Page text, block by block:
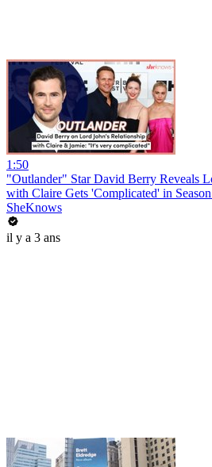
1:50
"Outlander" Star David Berry Reveals
with Claire Gets 'Complicated' in
SheKnows
il y a 3 ans